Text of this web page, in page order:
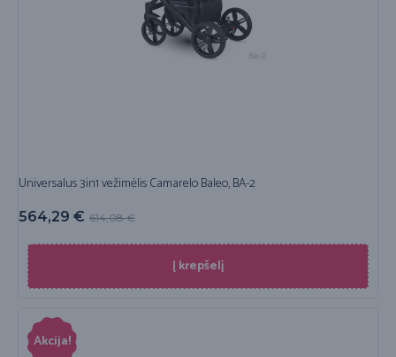
Universalus 3in1 vežimėlis Camarelo Baleo, BA-2
614,08€
564,29 €
Į krepšelį
Akcija!